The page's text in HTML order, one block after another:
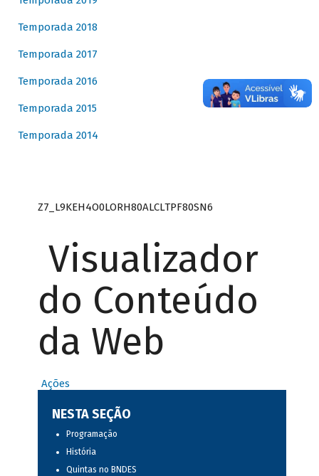
Temporada 2018
Temporada 2017
Temporada 2016
Temporada 2015
Temporada 2014
Z7_L9KEH4O0LORH80ALCLTPF80SN6
Visualizador
do Conteúdo
da Web
Ações
NESTA SEÇÃO
Programação
História
Quintas no BNDES